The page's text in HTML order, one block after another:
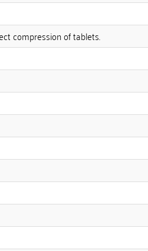
compression of tablets.